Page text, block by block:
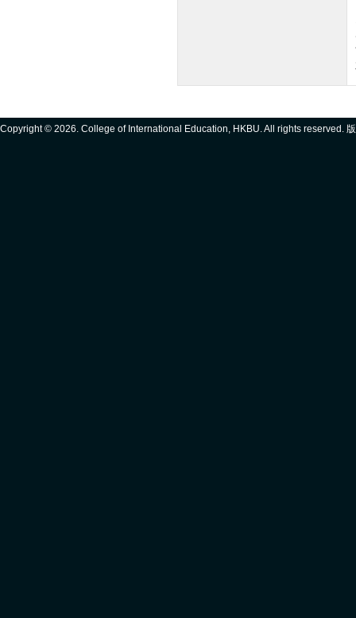
Copyright © 2026. College of International Education, HKBU. All rights reserved.